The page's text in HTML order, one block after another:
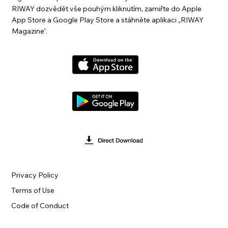
RIWAY dozvědět vše pouhým kliknutím, zamiřte do Apple
App Store a Google Play Store a stáhněte aplikaci „RIWAY
Magazine“.
Terms of Use
Privacy Policy
Code of Conduct